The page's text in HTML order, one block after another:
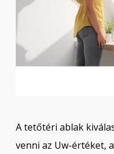
A tetőtéri ablak
venni az Uw-értéket,